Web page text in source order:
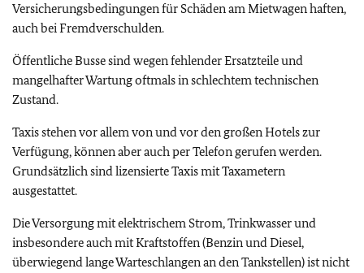
Versicherungsbedingungen für Schäden am Mietwagen haften,
auch bei Fremdverschulden.
Öffentliche Busse sind wegen fehlender Ersatzteile und
mangelhafter Wartung oftmals in schlechtem technischen
Zustand.
Taxis stehen vor allem von und vor den großen Hotels zur
Verfügung, können aber auch per Telefon gerufen werden.
Grundsätzlich sind lizensierte Taxis mit Taxametern
ausgestattet.
Die Versorgung mit elektrischem Strom, Trinkwasser und
insbesondere auch mit Kraftstoffen (Benzin und Diesel,
überwiegend lange Warteschlangen an den Tankstellen) ist nicht